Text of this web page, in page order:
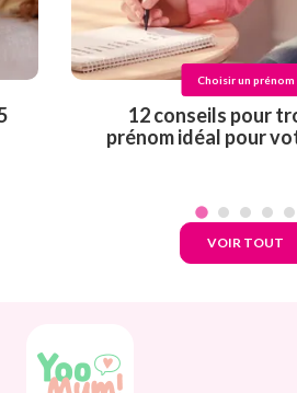
Choisir un prénom
12 conseils pour
prénom idéal pour
VOIR TOUT